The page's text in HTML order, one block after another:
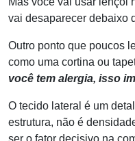
vai desaparecer debaixo
Outro ponto que poucos
como uma cortina ou
você tem alergia, isso
O tecido lateral é um
estrutura, não é
ser o fator decisivo na